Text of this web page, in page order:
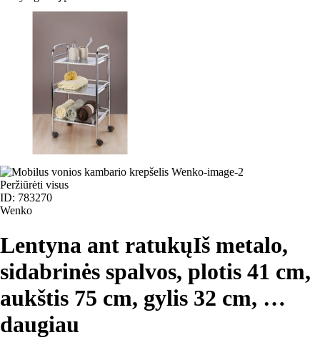
Peržiūrėti visus
ID: 783270
Wenko
Lentyna ant ratukųIš metalo,
sidabrinės spalvos, plotis 41 cm,
aukštis 75 cm, gylis 32 cm, …
daugiau